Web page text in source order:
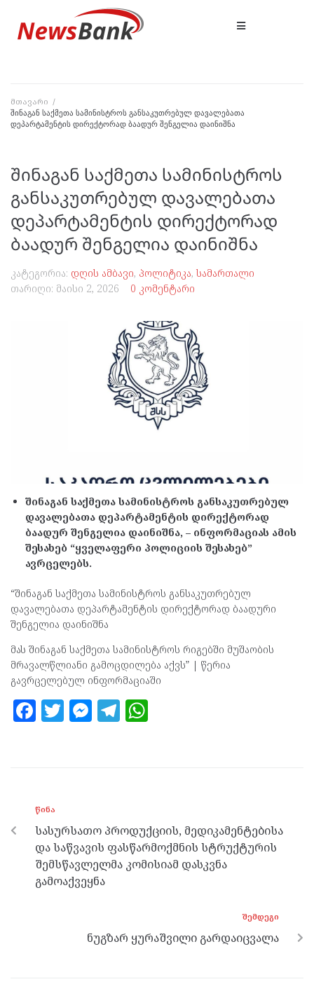
მთავარი /
შინაგან საქმეთა სამინისტროს განსაკუთრებულ დავალებათა
დეპარტამენტის დირექტორად ბაადურ შენგელია დაინიშნა
შინაგან საქმეთა სამინისტროს
განსაკუთრებულ დავალებათა
დეპარტამენტის დირექტორად
ბაადურ შენგელია დაინიშნა
კატეგორია: დღის ამბავი, პოლიტიკა, სამართალი
თარიღი: მაისი 2, 2026 0 კომენტარი
შინაგან საქმეთა სამინისტროს განსაკუთრებულ
დავალებათა დეპარტამენტის დირექტორად
ბაადურ შენგელია დაინიშნა, – ინფორმაციას ამის
შესახებ “ყველაფერი პოლიციის შესახებ”
ავრცელებს.
“შინაგან საქმეთა სამინისტროს განსაკუთრებულ
დავალებათა დეპარტამენტის დირექტორად ბაადური
შენგელია დაინიშნა
მას შინაგან საქმეთა სამინისტროს რიგებში მუშაობის
მრავალწლიანი გამოცდილება აქვს” | წერია
გავრცელებულ ინფორმაციაში
F
o
o
k
T M
er
T
m p
p
ᲬᲘᲜᲐ
სასურსათო პროდუქციის, მედიკამენტებისა
და საწვავის ფასწარმოქმნის სტრუქტურის
შემსწავლელმა კომისიამ დასკვნა
გამოაქვეყნა
ᲨᲔᲛᲓᲔᲒᲘ
ნუგზარ ყურაშვილი გარდაიცვალა